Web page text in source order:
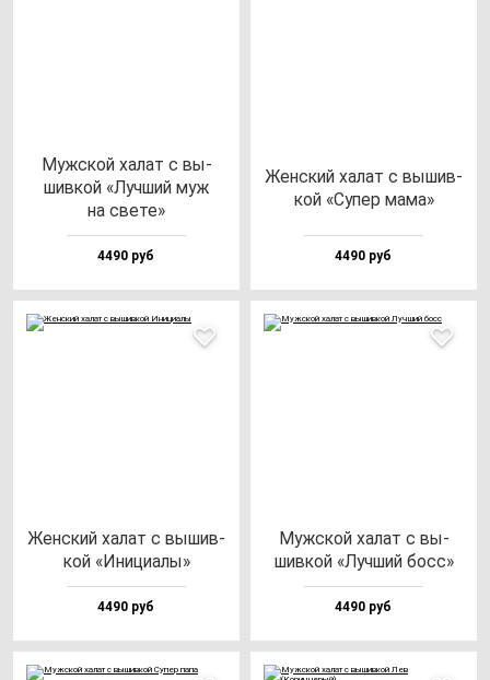
Муж­ской ха­лат с вы­
шив­кой «Луч­ший муж
на све­те»
4490 руб
Жен­ский ха­лат с вы­шив­
кой «Супер ма­ма»
4490 руб
Жен­ский ха­лат с вы­шив­
кой «Ини­ци­алы»
4490 руб
Муж­ской ха­лат с вы­
шив­кой «Луч­ший босс»
4490 руб